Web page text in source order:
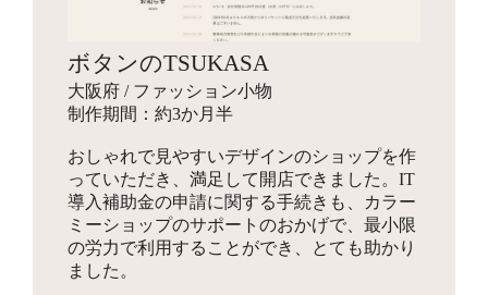
ボタンのTSUKASA
大阪府 / ファッション小物
制作期間：約3か月半
おしゃれで見やすいデザインのショップを作
っていただき、満足して開店できました。IT
導入補助金の申請に関する手続きも、カラー
ミーショップのサポートのおかげで、最小限
の労力で利用することができ、とても助かり
ました。